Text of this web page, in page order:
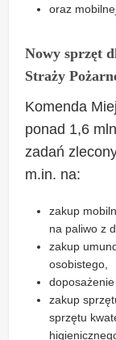
oraz
Nowy sprzęt
Straży
Komenda
ponad 1,6
zadań
m.in. na:
zakup
na paliwo z
zakup
osobistego,
zakup
sprzętu